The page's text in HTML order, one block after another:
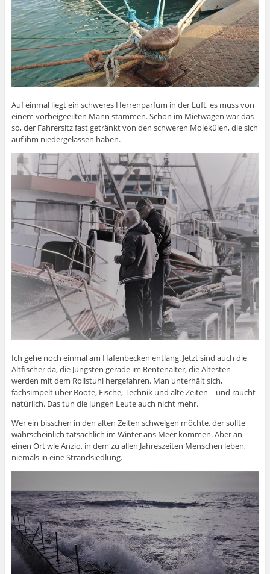
Auf einmal liegt ein schweres Herrenparfum in der Luft, es muss von
einem vorbeigeeilten Mann stammen. Schon im Mietwagen war das
so, der Fahrersitz fast getränkt von den schweren Molekülen, die sich
auf ihm niedergelassen haben.
Ich gehe noch einmal am Hafenbecken entlang. Jetzt sind auch die
Altfischer da, die Jüngsten gerade im Rentenalter, die Ältesten
werden mit dem Rollstuhl hergefahren. Man unterhält sich,
fachsimpelt über Boote, Fische, Technik und alte Zeiten – und raucht
natürlich. Das tun die jungen Leute auch nicht mehr.
Wer ein bisschen in den alten Zeiten schwelgen möchte, der sollte
wahrscheinlich tatsächlich im Winter ans Meer kommen. Aber an
einen Ort wie Anzio, in dem zu allen Jahreszeiten Menschen leben,
niemals in eine Strandsiedlung.